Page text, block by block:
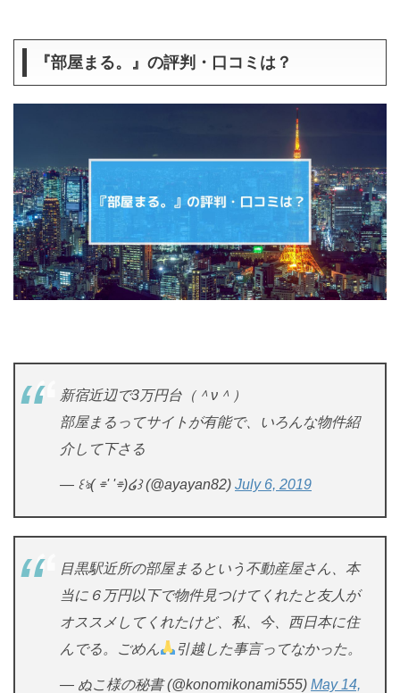
『部屋まる。』の評判・口コミは？
新宿近辺で3万円台（＾ν＾）
部屋まるってサイトが有能で、いろんな物件紹
介して下さる
— ꒰ঌ( ⌯' '⌯)໒꒱ (@ayayan82) July 6, 2019
目黒駅近所の部屋まるという不動産屋さん、本
当に６万円以下で物件見つけてくれたと友人が
オススメしてくれたけど、私、今、西日本に住
んでる。ごめん
引越した事言ってなかった。
— ぬこ様の秘書 (@konomikonami555) May 14,